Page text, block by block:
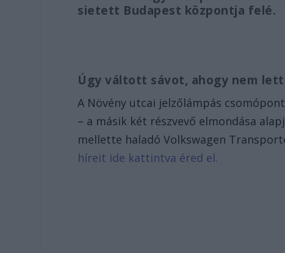
sietett Budapest központja felé.
Úgy váltott sávot, ahogy nem lett
A Növény utcai jelzőlámpás
– a másik két részvevő elmondása
mellette haladó Volkswagen
híreit ide kattintva éred el.